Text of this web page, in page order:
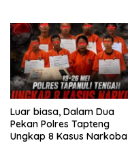
Luar biasa, Dalam Dua
Pekan Polres Tapteng
Ungkap 8 Kasus Narkoba